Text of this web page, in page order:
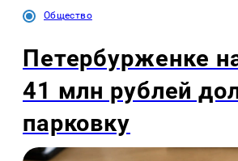
Общество
Петербурженке
41 млн рублей
парковку